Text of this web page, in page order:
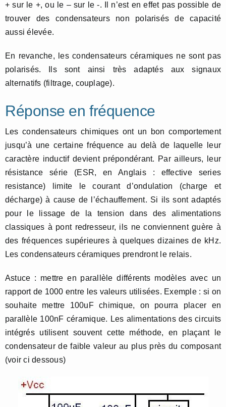
+ sur le +, ou le – sur le -. Il n’est en effet pas possible de
trouver des condensateurs non polarisés de capacité
aussi élevée.
En revanche, les condensateurs céramiques ne sont pas
polarisés. Ils sont ainsi très adaptés aux signaux
alternatifs (filtrage, couplage).
Réponse en fréquence
Les condensateurs chimiques ont un bon comportement
jusqu’à une certaine fréquence au delà de laquelle leur
caractère inductif devient prépondérant. Par ailleurs, leur
résistance série (ESR, en Anglais : effective series
resistance) limite le courant d’ondulation (charge et
décharge) à cause de l’échauffement. Si ils sont adaptés
pour le lissage de la tension dans des alimentations
classiques à pont redresseur, ils ne conviennent guère à
des fréquences supérieures à quelques dizaines de kHz.
Les condensateurs céramiques prendront le relais.
Astuce : mettre en parallèle différents modèles avec un
rapport de 1000 entre les valeurs utilisées. Exemple : si on
souhaite mettre 100uF chimique, on pourra placer en
parallèle 100nF céramique. Les alimentations des circuits
intégrés utilisent souvent cette méthode, en plaçant le
condensateur de faible valeur au plus près du composant
(voir ci dessous)